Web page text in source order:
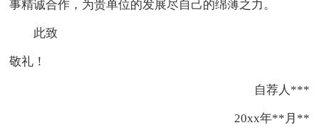
事精诚合作，为贵单位的发展尽自己的绵薄之力。
此致
敬礼！
自荐人***
20xx年**月**